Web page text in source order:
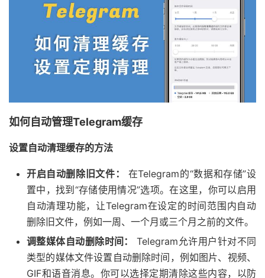
如何自动管理Telegram缓存
设置自动清理缓存的方法
开启自动删除旧文件：
在Telegram的“数据和存储”设
置中，找到“存储使用情况”选项。在这里，你可以启用
自动清理功能，让Telegram在设定的时间范围内自动
删除旧文件，例如一周、一个月或三个月之前的文件。
调整媒体自动删除时间：
Telegram允许用户针对不同
类型的媒体文件设置自动删除时间，例如图片、视频、
GIF和语音消息。你可以选择定期清除这些内容，以防